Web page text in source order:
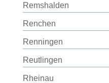
Remshalden
Renchen
Renningen
Reutlingen
Rheinau